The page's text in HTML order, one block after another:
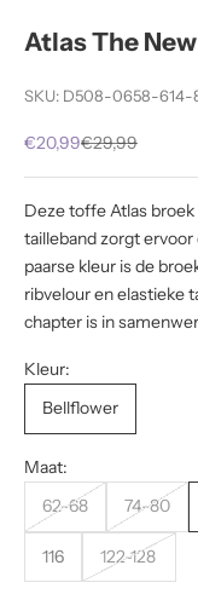
Atlas The
SKU: D508-0658-614-
Aanbiedingsprijs
€20,99Normale prijs
€29,99
Deze toffe Atlas
tailleband zorgt
paarse kleur is de
ribvelour en elastieke
chapter is in
Kleur:
Bellflower
Maat:
62-68
74-80
116 122-128